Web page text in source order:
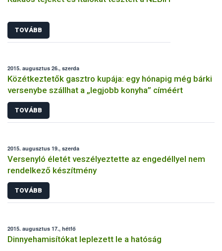
TOVÁBB
2015. augusztus 26., szerda
Közétkeztetők gasztro kupája: egy hónapig még bárki
versenybe szállhat a „legjobb konyha” címéért
TOVÁBB
2015. augusztus 19., szerda
Versenyló életét veszélyeztette az engedéllyel nem
rendelkező készítmény
TOVÁBB
2015. augusztus 17., hétfő
Dinnyehamisítókat leplezett le a hatóság